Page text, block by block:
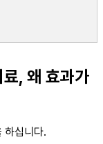
, 왜 효과가
하십니다.